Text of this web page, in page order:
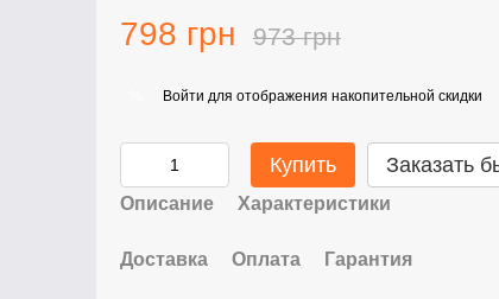
798 грн 973 грн
Войти для отображения накопительной скидки
Купить Заказать
Описание Характеристики
Доставка Оплата Гарантия